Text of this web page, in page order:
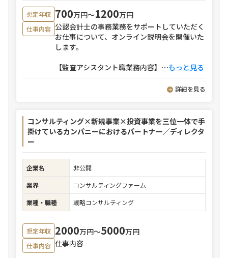
想定年収 700万円〜1200万円
仕事内容 公認会計士の事務業務をサポートしていただく
お仕事について、オンライン説明会を開催いた
します。
【監査アシスタント職業務内容】 ⋯もっと見る
詳細を見る
コンサルティング×新規事業×投資事業を三位一体で手
掛けているカンパニーにおけるパートナー／ディレクタ
ー
企業名
非公開
業界
コンサルティングファーム
業種・職種
戦略コンサルティング
想定年収 2000万円〜5000万円
仕事内容 仕事内容